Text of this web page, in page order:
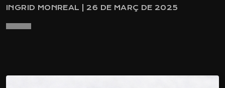
INGRID MONREAL | 26 DE MARÇ DE 2025